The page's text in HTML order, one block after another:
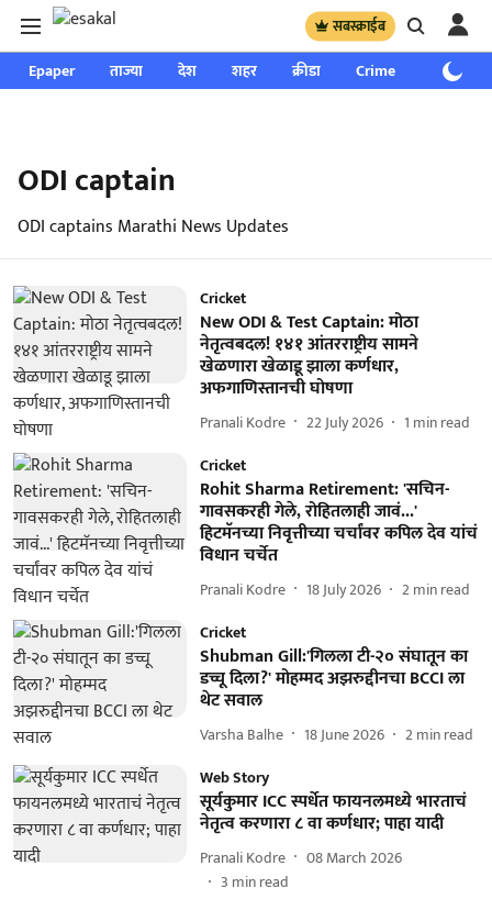
सबस्क्राईब
Epaper ताज्या देश शहर क्रीडा Crime साप्ताहिक
ODI captain
ODI captains Marathi News Updates
Cricket
New ODI & Test Captain: मोठा
नेतृत्वबदल! १४१ आंतरराष्ट्रीय सामने
खेळणारा खेळाडू झाला कर्णधार,
अफगाणिस्तानची घोषणा
Pranali Kodre 22 July 2026 1 min read
Cricket
Rohit Sharma Retirement: 'सचिन-
गावसकरही गेले, रोहितलाही जावं...'
हिटमॅनच्या निवृत्तीच्या चर्चांवर कपिल देव यांचं
विधान चर्चेत
Pranali Kodre 18 July 2026 2min read
Cricket
Shubman Gill:'गिलला टी-२० संघातून का
डच्चू दिला?' मोहम्मद अझरुद्दीनचा BCCI ला
थेट सवाल
Varsha Balhe 18 June 2026 2min read
Web Story
सूर्यकुमार ICC स्पर्धेत फायनलमध्ये भारताचं
नेतृत्व करणारा ८ वा कर्णधार; पाहा यादी
Pranali Kodre
08 March 2026
3 min read